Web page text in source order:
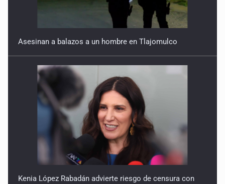
Asesinan a balazos a un hombre en Tlajomulco
Kenia López Rabadán advierte riesgo de censura con